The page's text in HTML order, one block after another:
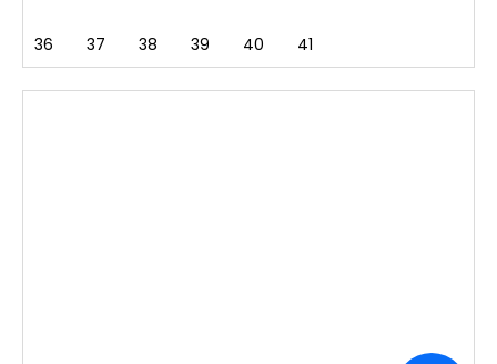
36 37 38 39 40 41